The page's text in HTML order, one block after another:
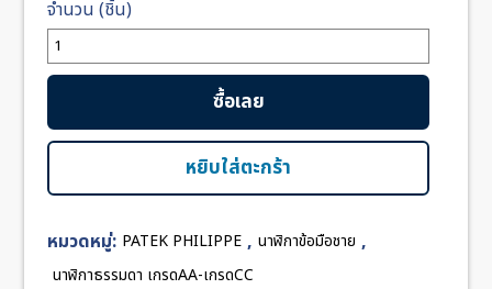
จำนวน
Patek
Philippe
Rose
White
43mm
ชิ้น
หยิบใส่ตะกร้า
ซื้อเลย
หมวดหมู่: PATEK PHILIPPE , นาฬิกาข้อมือชาย ,
นาฬิกาธรรมดา เกรดAA-เกรดCC